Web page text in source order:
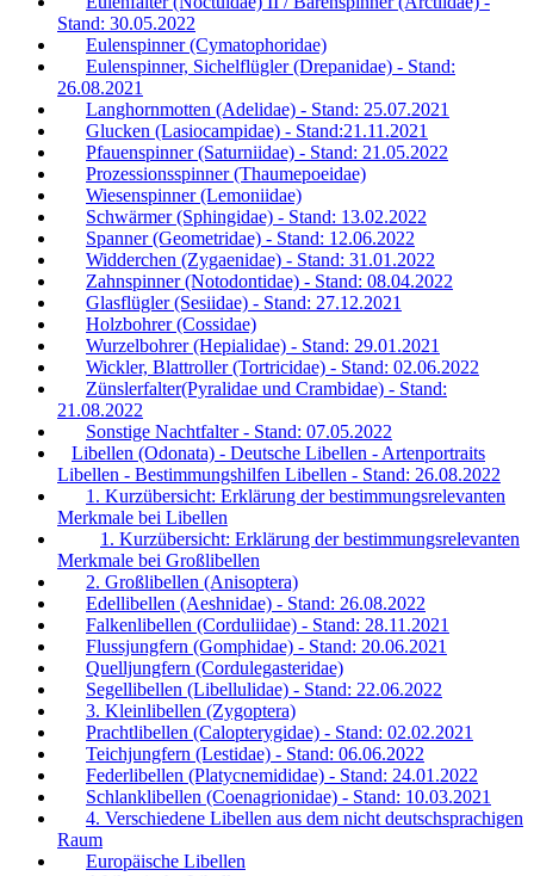
Stand: 30.05.2022
Eulenspinner (Cymatophoridae)
Eulenspinner, Sichelflügler (Drepanidae) - Stand:
26.08.2021
Langhornmotten (Adelidae) - Stand: 25.07.2021
Glucken (Lasiocampidae) - Stand:21.11.2021
Pfauenspinner (Saturniidae) - Stand: 21.05.2022
Prozessionsspinner (Thaumepoeidae)
Wiesenspinner (Lemoniidae)
Schwärmer (Sphingidae) - Stand: 13.02.2022
Spanner (Geometridae) - Stand: 12.06.2022
Widderchen (Zygaenidae) - Stand: 31.01.2022
Zahnspinner (Notodontidae) - Stand: 08.04.2022
Glasflügler (Sesiidae) - Stand: 27.12.2021
Holzbohrer (Cossidae)
Wurzelbohrer (Hepialidae) - Stand: 29.01.2021
Wickler, Blattroller (Tortricidae) - Stand: 02.06.2022
Zünslerfalter(Pyralidae und Crambidae) - Stand:
21.08.2022
Sonstige Nachtfalter - Stand: 07.05.2022
Libellen (Odonata) - Deutsche Libellen - Artenportraits
Libellen - Bestimmungshilfen Libellen - Stand: 26.08.2022
1. Kurzübersicht: Erklärung der bestimmungsrelevanten
Merkmale bei Libellen
1. Kurzübersicht: Erklärung der bestimmungsrelevanten
Merkmale bei Großlibellen
2. Großlibellen (Anisoptera)
Edellibellen (Aeshnidae) - Stand: 26.08.2022
Falkenlibellen (Corduliidae) - Stand: 28.11.2021
Flussjungfern (Gomphidae) - Stand: 20.06.2021
Quelljungfern (Cordulegasteridae)
Segellibellen (Libellulidae) - Stand: 22.06.2022
3. Kleinlibellen (Zygoptera)
Prachtlibellen (Calopterygidae) - Stand: 02.02.2021
Teichjungfern (Lestidae) - Stand: 06.06.2022
Federlibellen (Platycnemididae) - Stand: 24.01.2022
Schlanklibellen (Coenagrionidae) - Stand: 10.03.2021
4. Verschiedene Libellen aus dem nicht deutschsprachigen
Raum
Europäische Libellen